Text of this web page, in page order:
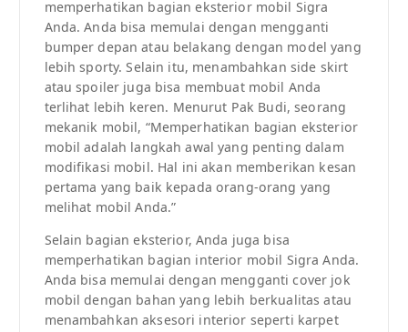
memperhatikan bagian eksterior mobil Sigra
Anda. Anda bisa memulai dengan mengganti
bumper depan atau belakang dengan model yang
lebih sporty. Selain itu, menambahkan side skirt
atau spoiler juga bisa membuat mobil Anda
terlihat lebih keren. Menurut Pak Budi, seorang
mekanik mobil, “Memperhatikan bagian eksterior
mobil adalah langkah awal yang penting dalam
modifikasi mobil. Hal ini akan memberikan kesan
pertama yang baik kepada orang-orang yang
melihat mobil Anda.”
Selain bagian eksterior, Anda juga bisa
memperhatikan bagian interior mobil Sigra Anda.
Anda bisa memulai dengan mengganti cover jok
mobil dengan bahan yang lebih berkualitas atau
menambahkan aksesori interior seperti karpet